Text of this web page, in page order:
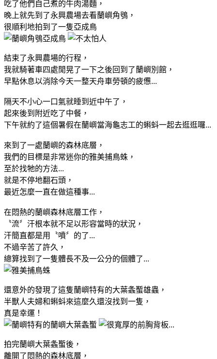
吃了他們自己煮的牛肉湯麵，
晚上就先到了永興農場去看蘭嶼角鴞，
很順利地拍到了一隻亞成鳥
結束了永興農場的行程，
我就騎著車四處閒晃了一下之後回到了蘭嶼別館，
早點休息以消除今天一整天舟車勞頓的疲憊...
隔天不小心一口氣就睡到近中午了，
起來後到附近吃了中餐，
下午就約了這個暑假在蘭嶼當海龜志工的蝌蚪一起去逛逛囉...
來到了一處蘭嶼的森林底層，
我們的目標是非常迷你的雅美捕鳥蛛，
至於找牠的方法...
就是不停地翻石頭，
最近怎麼一直在做這種事...
在悶熱的蘭嶼森林底層工作，
〝流〞汗根本就不足以形容當時的狀況，
汗簡直都是用〝噴〞的了...
不過辛苦了許久，
總算找到了一隻體長不及一公分的個體了...
還意外的發現了這隻蘭嶼特有的大葉螽蟴雄蟲，
半獸人夫婦和蝌蚪來這麼久還沒找到一隻，
真是幸運！
拍完蘭嶼大葉螽蟴後，
離開了悶熱的森林底層，